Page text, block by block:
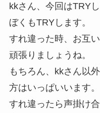
kkさん、今回はTRY
ぼくもTRYします。
すれ違った時、お互
頑張りましょうね。
もちろん、kkさん以
方はいっぱいいます。
すれ違ったら声掛け